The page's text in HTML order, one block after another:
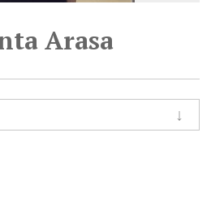
Arasa